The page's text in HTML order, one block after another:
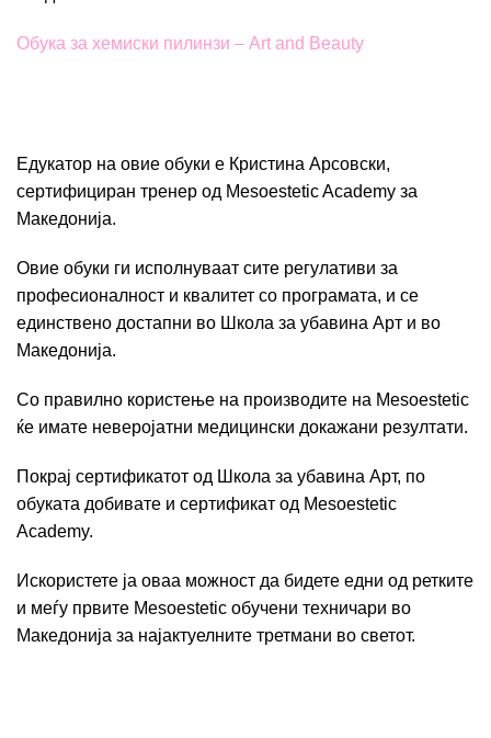
Обука за хемиски пилинзи – Art and Beauty
Едукатор на овие обуки е Кристина Арсовски,
сертифициран тренер од Mesoestetic Academу за
Македонија.
Овие обуки ги исполнуваат сите регулативи за
професионалност и квалитет со програмата, и се
единствено достапни во Школа за убавина Арт и во
Македонија.
Со правилно користење на производите на Mesoestetic
ќе имате неверојатни медицински докажани резултати.
Покрај сертификатот од Школа за убавина Арт, по
обуката добивате и сертификат од Mesoestetic
Academy.
Искористете ја оваа можност да бидете едни од ретките
и меѓу првите Mesoestetic обучени техничари во
Македонија за најактуелните третмани во светот.